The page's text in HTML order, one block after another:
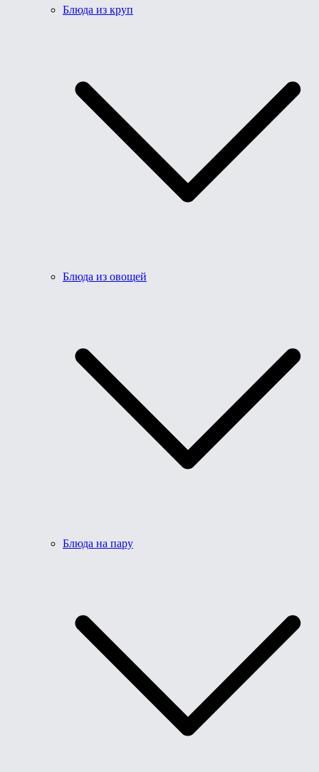
Блюда из круп
Блюда из овощей
Блюда на пару